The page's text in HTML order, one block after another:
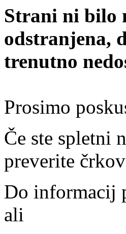
Strani ni bilo
odstranjena,
trenutno
Prosimo
Če ste spletni
preverite
Do informacij
ali